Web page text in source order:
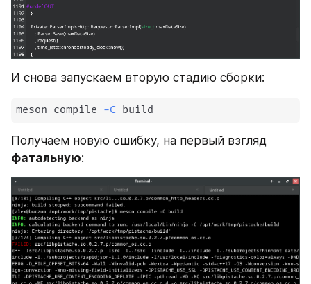
И снова запускаем вторую стадию сборки:
meson compile -C build
фатальную: